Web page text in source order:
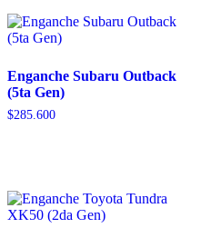
Enganche Subaru Outback
(5ta Gen)
$285.600